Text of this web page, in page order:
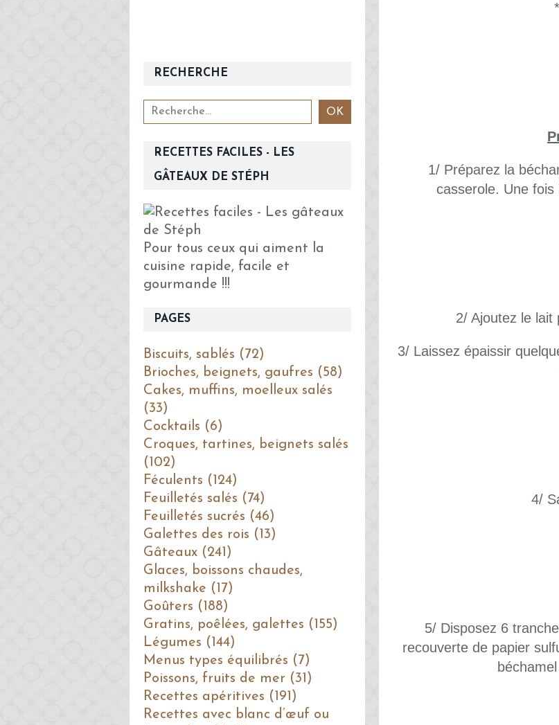
1/ Préparez la
casserole. Une
2/ Ajoutez le lait
3/ Laissez épaissir
4/
5/ Disposez 6
recouverte de papier
RECHERCHE
RECETTES FACILES - LES
GÂTEAUX DE STÉPH
Pour tous ceux qui aiment la
cuisine rapide, facile et
gourmande !!!
PAGES
Biscuits, sablés (72)
Brioches, beignets, gaufres (58)
Cakes, muffins, moelleux salés
(33)
Cocktails (6)
Croques, tartines, beignets salés
(102)
Féculents (124)
Feuilletés salés (74)
Feuilletés sucrés (46)
Galettes des rois (13)
Gâteaux (241)
Glaces, boissons chaudes,
milkshake (17)
Goûters (188)
Gratins, poêlées, galettes (155)
Légumes (144)
Menus types équilibrés (7)
Poissons, fruits de mer (31)
Recettes apéritives (191)
Recettes avec blanc d’œuf ou